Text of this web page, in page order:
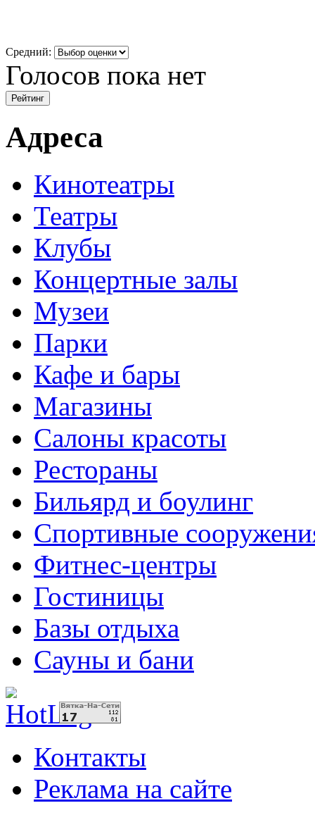
Средний:
Голосов пока нет
Адреса
Кинотеатры
Театры
Клубы
Концертные залы
Музеи
Парки
Кафе и бары
Магазины
Салоны красоты
Рестораны
Бильярд и боулинг
Спортивные
Фитнес-центры
Гостиницы
Базы отдыха
Сауны и бани
Контакты
Реклама на сайте